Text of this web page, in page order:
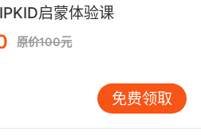
是柿子、
的意思是可可、
是越桔、
启蒙体验课
原价100元
免费领取